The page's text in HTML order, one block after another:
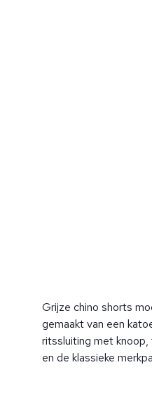
Grijze chino shorts
gemaakt van een
ritssluiting met
en de klassieke